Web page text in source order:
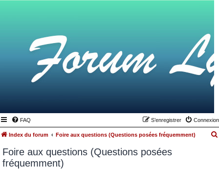
FAQ Connexion
S’enregistrer
Index du forum Foire aux questions (Questions posées fréquemment)
Foire aux questions (Questions posées
fréquemment)